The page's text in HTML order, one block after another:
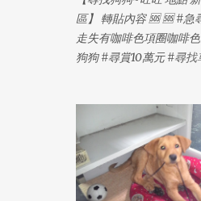
區】 轉貼內容 🆘 🆘 #急
走失有咖啡色項圈咖啡
狗狗 #尋賞10萬元 #尋找
擊小狗事件 2月14日
路四段與木柵交流道/信
過馬路 很抱歉各位朋友
認了 旺旺上了高速公路
車記錄器 2月14日在高